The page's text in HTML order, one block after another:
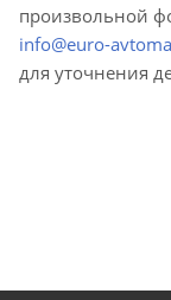
произвольной
info@euro-
для уточнения